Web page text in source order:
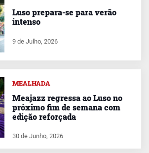
Luso prepara-se para verão
intenso
9 de Julho, 2026
MEALHADA
Meajazz regressa ao Luso no
próximo fim de semana com
edição reforçada
30 de Junho, 2026